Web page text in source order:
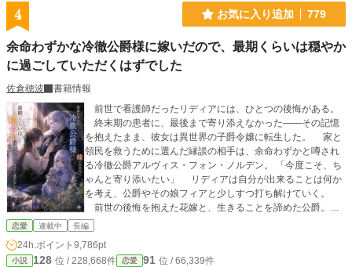
正しく見てくれる相手のもとで、本当の幸せを掴み取る——「無関心」という最
も静かで確実な復讐を成し遂げながら。
4 お気に入り追加 779
余命わずかな冷徹公爵様に嫁いだので、最期くらいは穏やか
に過ごしていただくはずでした
佐倉穂波
書籍情報
前世で看護師だったリディアには、ひとつの後悔がある。
終末期の患者に、最後まで寄り添えなかった——その記憶
を抱えたまま、彼女は異世界の子爵令嬢に転生した。 家と
領民を救うために選んだ縁談の相手は、余命わずかと噂され
る冷徹公爵アルヴィス・フォン・ノルデン。 「今度こそ、ち
ゃんと寄り添いたい」 リディアは自分が出来ることは何か
を考え、公爵やその娘フィアと少しすつ打ち解けていく。
前世の後悔を抱えた花嫁と、生きることを諦めた公爵。ふ
たりが静かに歩み寄る、穏やか系ヒーリングファンタジー。
ます😊励みになります！！
恋愛 連載中 長編
24h.ポイント 9,786pt
小説 128 位 / 228,668件 恋愛 91 位 / 66,339件